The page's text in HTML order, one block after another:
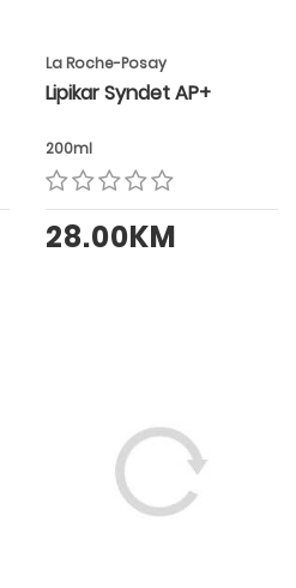
La Roche-Posay
Lipikar Syndet AP+
200ml
28.00KM